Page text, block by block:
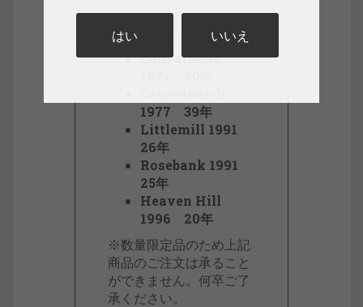
Convalmore
1977 39年
Littlemill 1991
26年
Rosebank 1991
25年
Heaven Hill
1996 20年
※数量限定品のため上記
商品のご注文は承ること
ができません。何卒ご了
承ください。
はい いいえ